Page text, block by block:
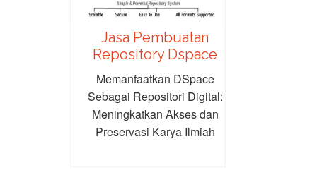
Jasa Pembuatan
Repository Dspace
Memanfaatkan DSpace
Sebagai Repositori Digital:
Meningkatkan Akses dan
Preservasi Karya Ilmiah